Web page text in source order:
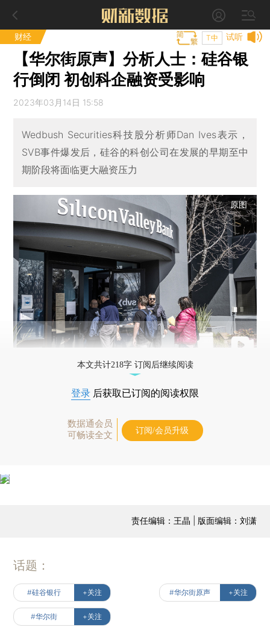
财经 试听
T中
【华尔街原声】分析人士：硅谷银
行倒闭 初创科企融资受影响
2023年03月14日 15:58
Wedbush Securities科技股分析师Dan Ives表示，
SVB事件爆发后，硅谷的科创公司在发展的早期至中
期阶段将面临更大融资压力
原图
本文共计218字 订阅后继续阅读
登录 后获取已订阅的阅读权限
数据通会员
可畅读全文
订阅/会员升级
责任编辑：王晶 | 版面编辑：刘潇
话题：
#硅谷银行 +关注 #华尔街原声 +关注
#华尔街 +关注